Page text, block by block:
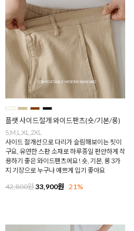
플랫 사이드절개 와이드팬츠(숏/기본/롱)
S,M,L,XL,2XL
사이드 절개선으로 다리가 슬림해보이는 핏이
구요, 유연한 스판 소재로 하루종일 편안하게 착
용하기 좋은 와이드팬츠에요! 숏, 기본, 롱 3가
지 기장으로 누구나 예쁘게 입기 좋아요
42,800원33,900원 21%